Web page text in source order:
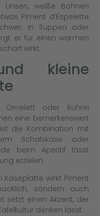
Linsen, weiße Bohnen
Piment d’Espelette
In Suppen oder
er für einen warmen
wirkt.
kleine
oder Rührei
eine bemerkenswert
die Kombination mit
Schafskäse oder
beim Aperitif lässt
erzielen.
Käseplatte wirkt Piment
sondern auch
setzt einen Akzent, der
denken lässt.